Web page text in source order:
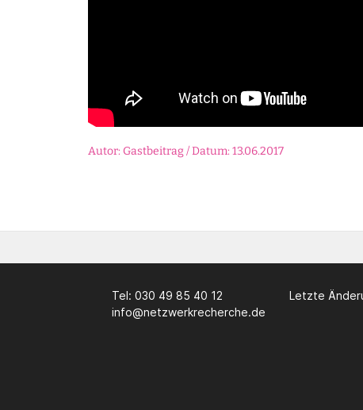
Autor: Gastbeitrag / Datum: 13.06.2017
Tel: 030 49 85 40 12
info@netzwerkrecherche.de
Letzte